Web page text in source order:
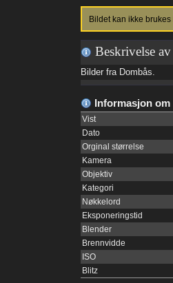
Bildet kan ikke
Beskrivelse
Bilder fra Dombås.
Informasjon
Vist
Dato
Orginal størrelse
Kamera
Objektiv
Kategori
Nøkkelord
Eksponeringstid
Blender
Brennvidde
ISO
Blitz